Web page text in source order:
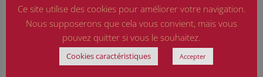
appliquer.
Ce site utilise des cookies pour améliorer votre navigation.
Nous supposerons que cela vous convient, mais vous
pouvez quitter si vous le souhaitez.
Cookies caractéristiques Accepter